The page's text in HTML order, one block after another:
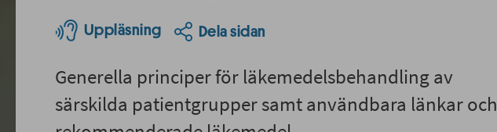
Uppläsning Dela sidan
Generella principer för läkemedelsbehandling av
särskilda patientgrupper samt användbara länkar och